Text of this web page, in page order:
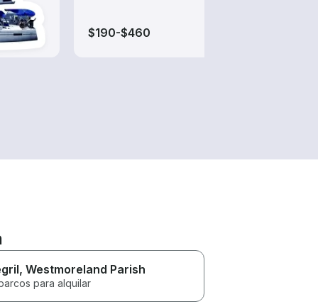
$190-$460
, Westmoreland Parish
para alquilar